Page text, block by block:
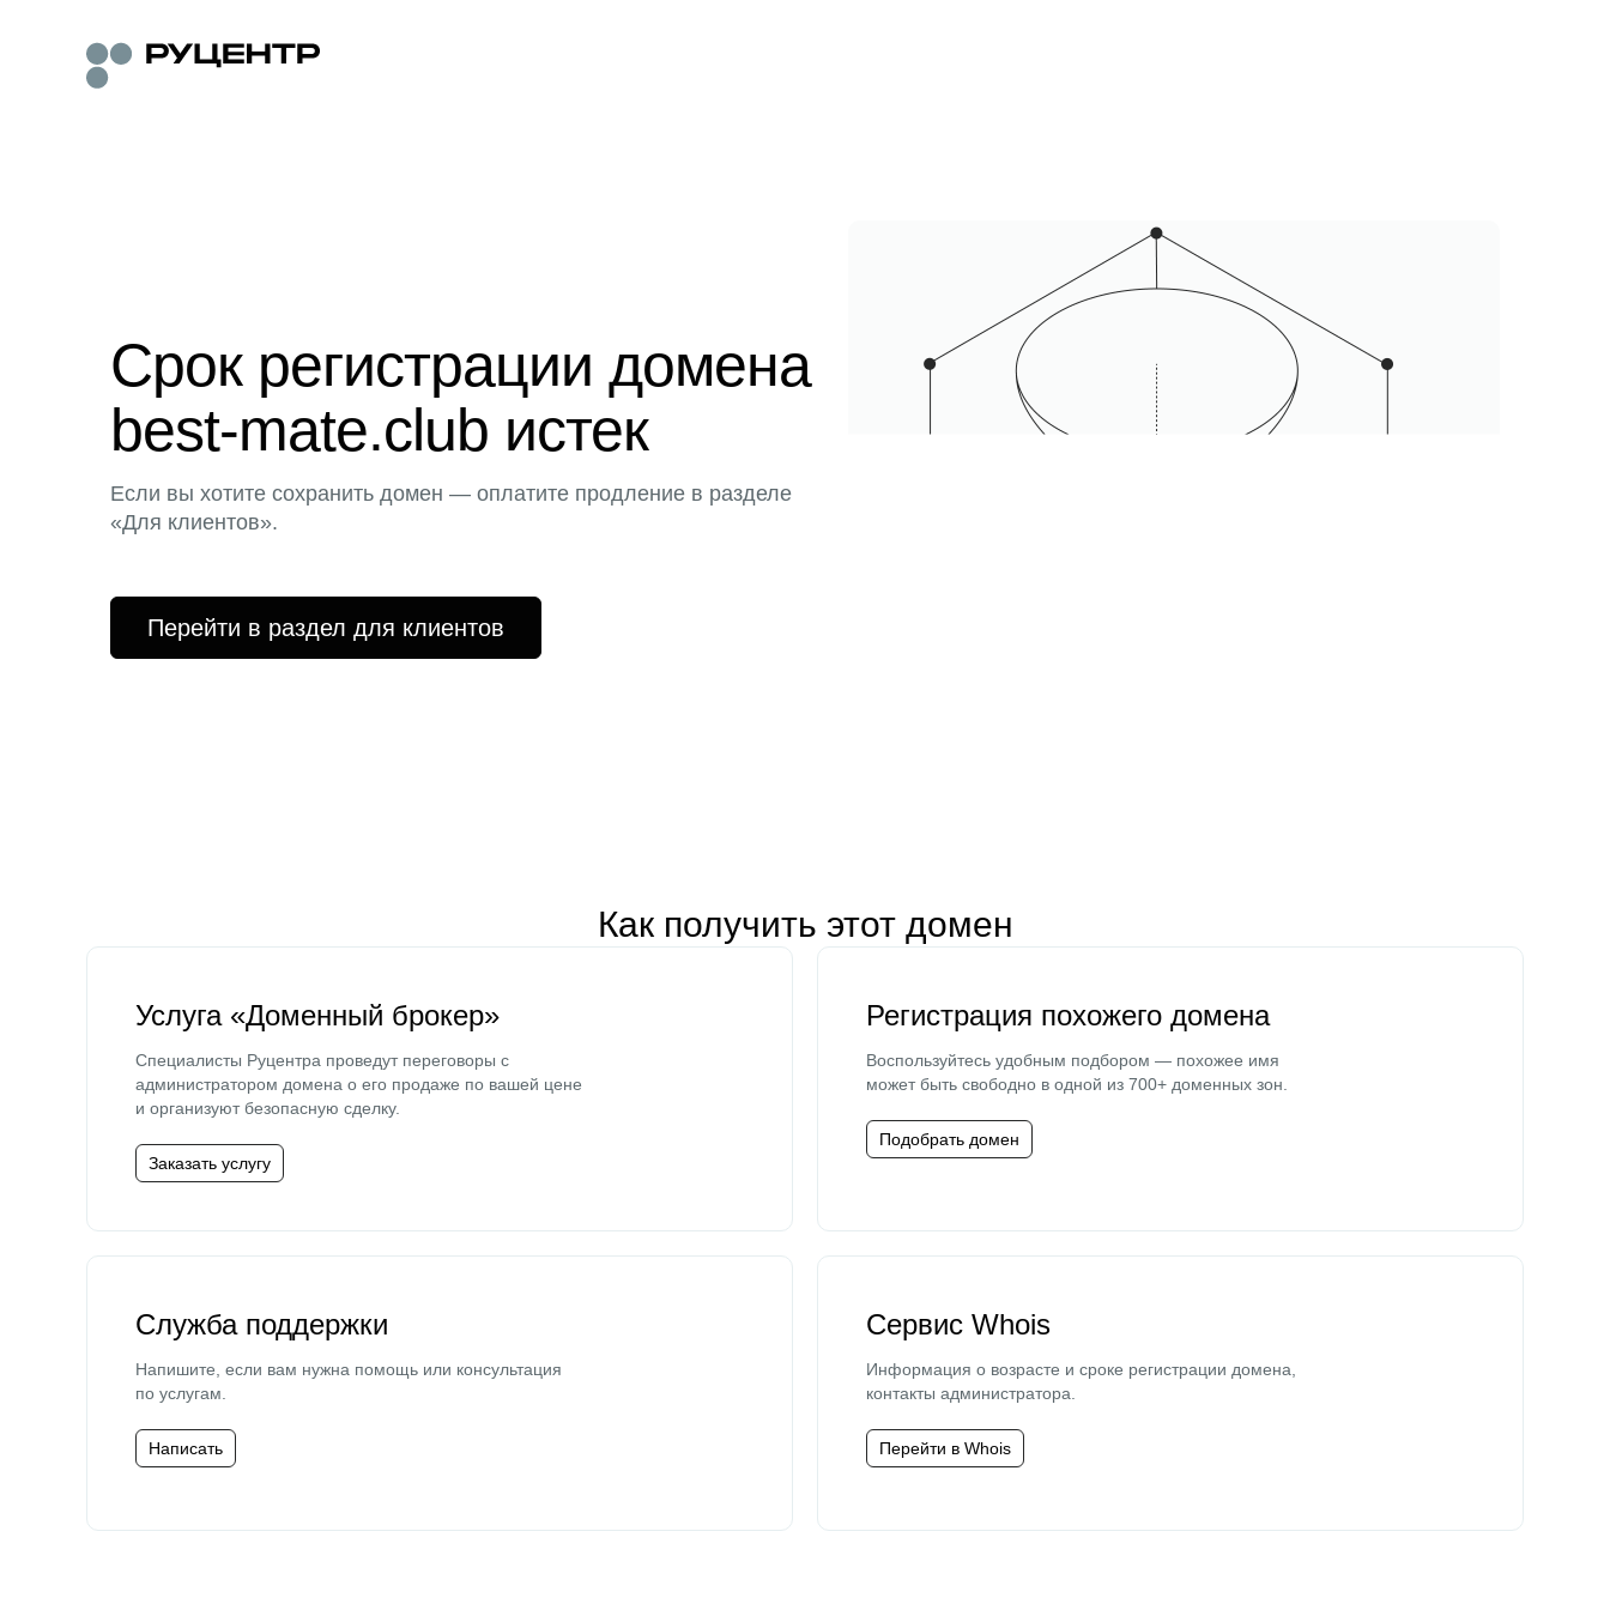
Срок регистрации домена
best-mate.club истек
Если вы хотите сохранить домен — оплатите продление в разделе
«Для клиентов».
Перейти в раздел для клиентов
Как получить этот домен
Услуга «Доменный брокер»
Специалисты Руцентра проведут переговоры с
администратором домена о его продаже по вашей цене
и организуют безопасную сделку.
Заказать услугу
Регистрация похожего домена
Воспользуйтесь удобным подбором — похожее имя
может быть свободно в одной из 700+ доменных зон.
Подобрать домен
Служба поддержки
Напишите, если вам нужна помощь или консультация
по услугам.
Написать
Сервис Whois
Информация о возрасте и сроке регистрации домена,
контакты администратора.
Перейти в Whois